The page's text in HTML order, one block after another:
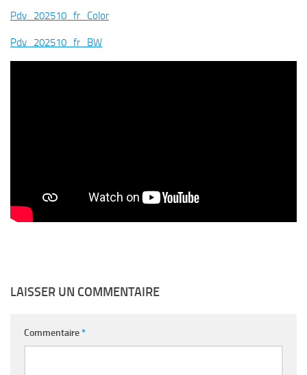
Pdv_202510_fr_Color
Pdv_202510_fr_BW
LAISSER UN COMMENTAIRE
Commentaire*